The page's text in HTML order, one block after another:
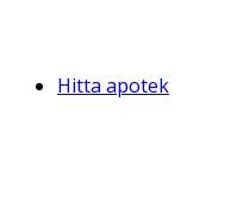
Hitta apotek